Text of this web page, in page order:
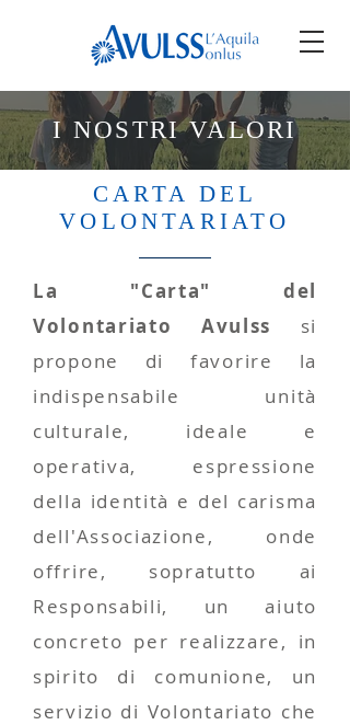
I NOSTRI VALORI
CARTA DEL
VOLONTARIATO
La "Carta" del
Volontariato Avulss si
propone di favorire la
indispensabile unità
culturale, ideale e
operativa, espressione
della identità e del carisma
dell'Associazione, onde
offrire, sopratutto ai
Responsabili, un aiuto
concreto per realizzare, in
spirito di comunione, un
servizio di Volontariato che